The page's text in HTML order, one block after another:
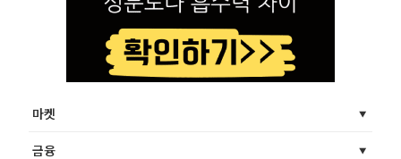
마켓
금융